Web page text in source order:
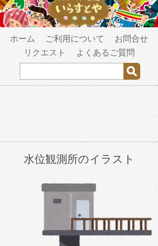
ホーム ご利用について
お問合せ
リクエスト
よくあるご質問
水位観測所のイラスト